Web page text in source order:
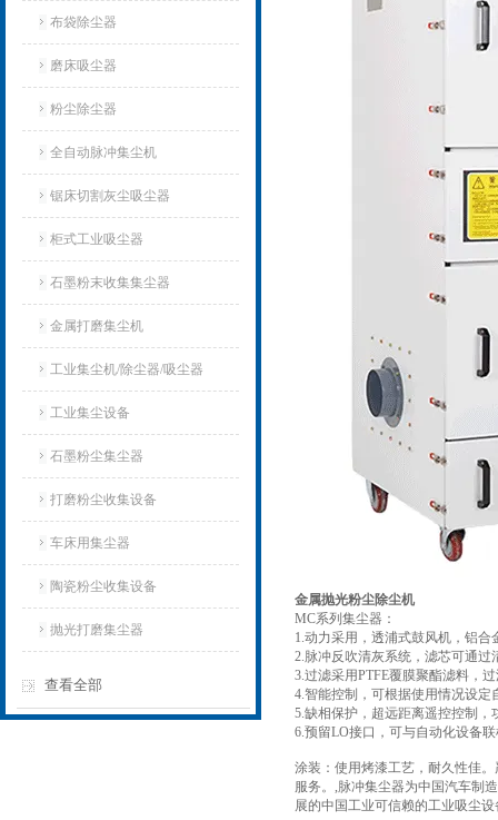
布袋除尘器
磨床吸尘器
粉尘除尘器
全自动脉冲集尘机
锯床切割灰尘吸尘器
柜式工业吸尘器
石墨粉末收集集尘器
金属打磨集尘机
工业集尘机/除尘器/吸尘器
工业集尘设备
石墨粉尘集尘器
打磨粉尘收集设备
车床用集尘器
陶瓷粉尘收集设备
抛光打磨集尘器
查看全部
金属抛光粉尘除尘机
MC系列集尘器：
1.动力采用，透浦式鼓风机，铝
2.脉冲反吹清灰系统，滤芯可通
3.过滤采用PTFE覆膜聚酯滤料，
4.智能控制，可根据使用情况设定
5.缺相保护，超远距离遥控控制，
6.预留LO接口，可与自动化设备
涂装：使用烤漆工艺，耐久性佳
服务。,脉冲集尘器为中国汽车制
展的中国工业可信赖的工业吸尘